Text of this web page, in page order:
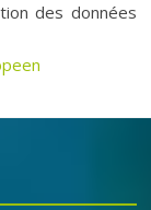
des données